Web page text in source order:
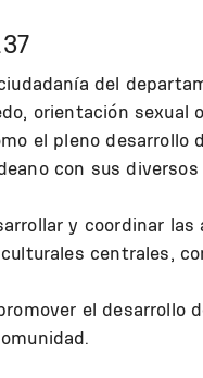
del
orientación sexual
el pleno desarrollo
con sus
y coordinar
centrales,
el